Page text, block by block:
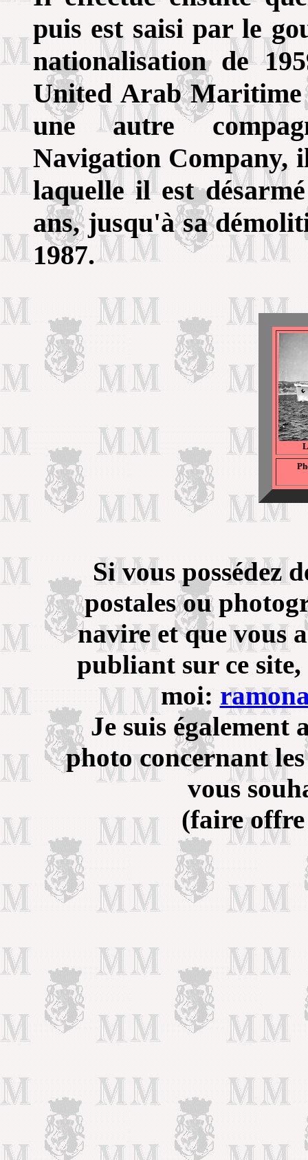
puis est saisi par le
nationalisation de
United Arab Maritime
une autre
Navigation Company,
laquelle il est
ans, jusqu'à sa
1987.
Si vous possédez
postales ou
navire et que vous
publiant sur ce
moi:
Je suis également
photo concernant
vous
(faire offre